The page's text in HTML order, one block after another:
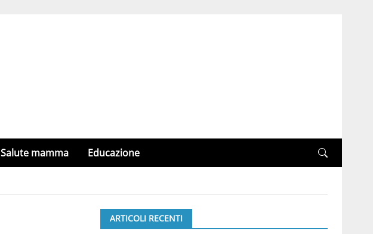
Salute mamma Educazione
ARTICOLI RECENTI